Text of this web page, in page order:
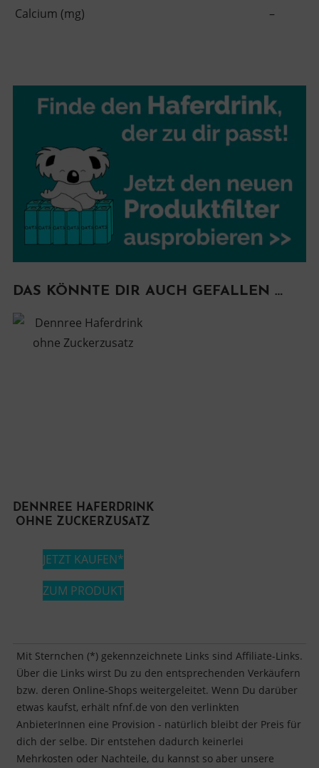
Calcium (mg) –
DAS KÖNNTE DIR AUCH GEFALLEN …
DENNREE HAFERDRINK
OHNE ZUCKERZUSATZ
JETZT KAUFEN*
ZUM PRODUKT
Mit Sternchen (*) gekennzeichnete Links sind Affiliate-Links.
Über die Links wirst Du zu den entsprechenden Verkäufern
bzw. deren Online-Shops weitergeleitet. Wenn Du darüber
etwas kaufst, erhält nfnf.de von den verlinkten
AnbieterInnen eine Provision - natürlich bleibt der Preis für
dich der selbe. Dir entstehen dadurch keinerlei
Mehrkosten oder Nachteile, du kannst so aber unsere